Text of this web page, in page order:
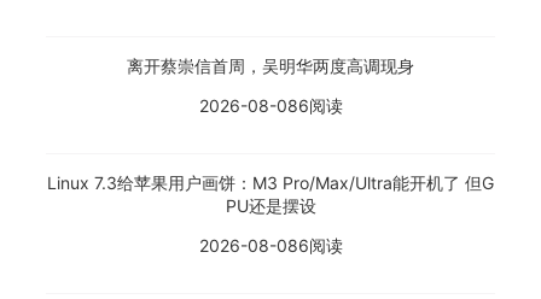
离开蔡崇信首周，吴明华两度高调现身
2026-08-086阅读
Linux 7.3给苹果用户画饼：M3 Pro/Max/Ultra能开机了 但G
PU还是摆设
2026-08-086阅读